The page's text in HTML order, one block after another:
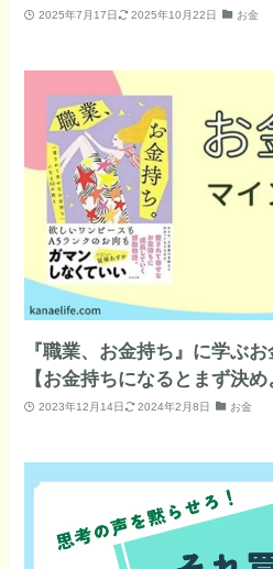
2025年7月17日 2025年10月22日 お金
『職業、お金持ち』に学ぶ
【お金持ちになるとまず決め
2023年12月14日 2024年2月8日 お金